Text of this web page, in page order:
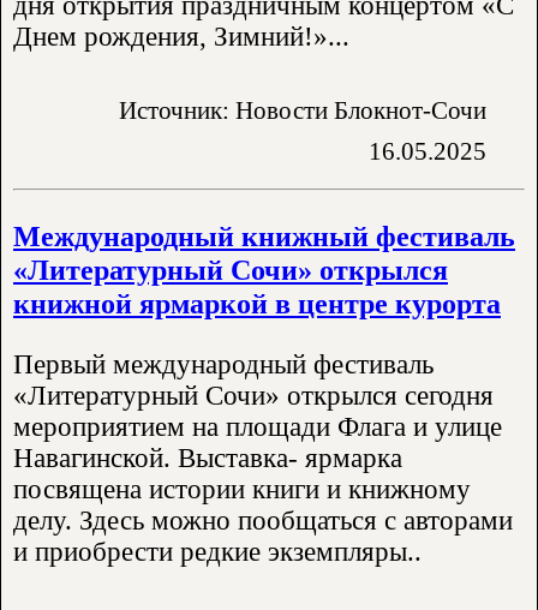
Днем рождения, Зимний!»...
Источник: Новости Блокнот-Сочи
16.05.2025
Международный книжный фестиваль
«Литературный Сочи» открылся
книжной ярмаркой в центре курорта
Первый международный фестиваль
«Литературный Сочи» открылся сегодня
мероприятием на площади Флага и улице
Навагинской. Выставка- ярмарка
посвящена истории книги и книжному
делу. Здесь можно пообщаться с авторами
и приобрести редкие экземпляры..